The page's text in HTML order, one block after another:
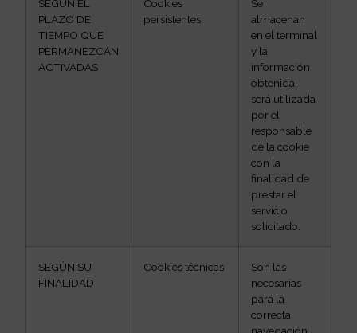
SEGÚN EL
PLAZO DE
TIEMPO QUE
PERMANEZCAN
ACTIVADAS
Cookies
persistentes
Se
almacenan
en el terminal
y la
información
obtenida,
será utilizada
por el
responsable
de la cookie
con la
finalidad de
prestar el
servicio
solicitado.
SEGÚN SU
FINALIDAD
Cookies técnicas
Son las
necesarias
para la
correcta